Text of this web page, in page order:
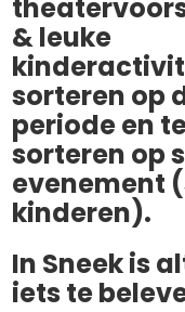
UITagenda
Routes
Veel bezochte
Top 10 leuke dingen
Vakantie vieren in
Uitgaan in Sneek
& leuke
sorteren op
periode en
sorteren op
evenement
kinderen).
In Sneek is
iets te